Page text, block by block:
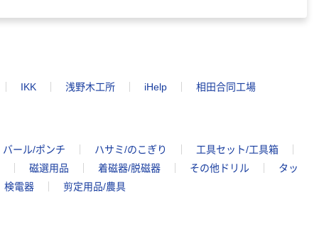
IKK 浅野木工所 iHelp 相田合同工場
バール/ポンチ ハサミ/のこぎり
工具セット/工具箱
磁選用品 着磁器/脱磁器 その他ドリル
タッ
検電器 剪定用品/農具